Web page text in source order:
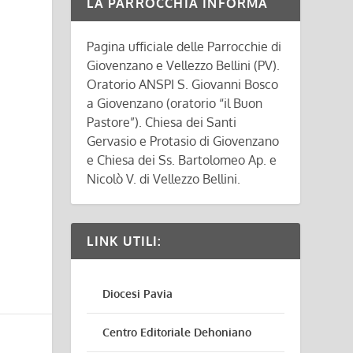
LA PARROCCHIA INFORMA
Pagina ufficiale delle Parrocchie di
Giovenzano e Vellezzo Bellini (PV).
Oratorio ANSPI S. Giovanni Bosco
a Giovenzano (oratorio “il Buon
Pastore”). Chiesa dei Santi
Gervasio e Protasio di Giovenzano
e Chiesa dei Ss. Bartolomeo Ap. e
Nicolò V. di Vellezzo Bellini.
LINK UTILI:
Diocesi Pavia
Centro Editoriale Dehoniano